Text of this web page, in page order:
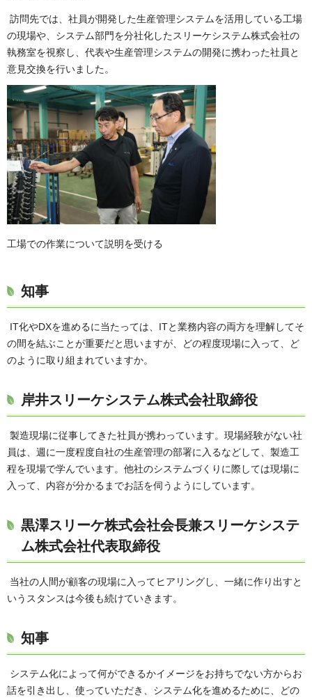
訪問先では、社員が開発した生産管理システムを活用している工場
の現場や、システム部門を分社化したスリーケシステム株式会社の
執務室を視察し、代表や生産管理システムの開発に携わった社員と
意見交換を行いました。
工場での作業について説明を受ける
知事
IT化やDXを進めるに当たっては、ITと業務内容の両方を理解してそ
の間を結ぶことが重要だと思いますが、どの程度現場に入って、ど
のように取り組まれていますか。
岸井スリーケシステム株式会社取締役
製造現場に従事してきた社員が携わっています。現場経験がない社
員は、週に一度程度自社の生産管理の部署に入るなどして、製造工
程を現場で学んでいます。他社のシステムづくりに際しては現場に
入って、内容が分かるまでお話を伺うようにしています。
黒澤スリーケ株式会社会長兼スリーケシステ
ム株式会社代表取締役
当社の人間が顧客の現場に入ってヒアリングし、一緒に作り出すと
いうスタンスは今後も続けていきます。
知事
システム化によって何ができるかイメージをお持ちでない方からお
話を引き出し、使っていただき、システム化を進めるために、どの